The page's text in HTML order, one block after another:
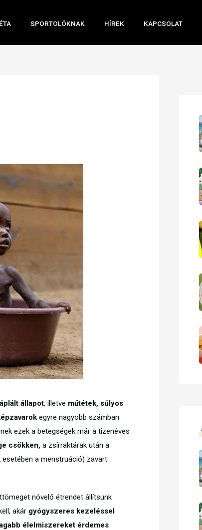
SPORTOLÓKNAK HÍREK KAPCSOLAT
állapot, illetve műtétek, súlyos
egyre nagyobb számban
ezek a betegségek már a tizenéves
csökken, a zsírraktárak után a
a menstruáció) zavart
növelő étrendet állítsunk
akár gyógyszeres kezeléssel
élelmiszereket érdemes